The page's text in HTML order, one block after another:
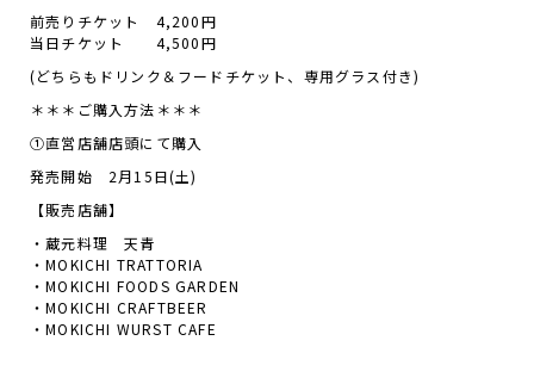
前売りチケット 4,200円
当日チケット 4,500円
(どちらもドリンク＆フードチケット、専用グラス付き)
＊＊＊ご購入方法＊＊＊
①直営店舗店頭にて購入
発売開始 2月15日(土)
【販売店舗】
・蔵元料理 天青
・MOKICHI TRATTORIA
・MOKICHI FOODS GARDEN
・MOKICHI CRAFTBEER
・MOKICHI WURST CAFE